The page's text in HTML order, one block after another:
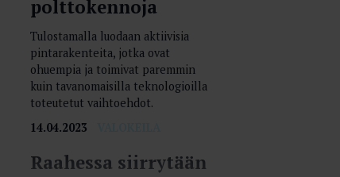
polttokennoja
Tulostamalla luodaan aktiivisia
pintarakenteita, jotka ovat
ohuempia ja toimivat paremmin
kuin tavanomaisilla teknologioilla
toteutetut vaihtoehdot.
14.04.2023
Raahessa siirrytään